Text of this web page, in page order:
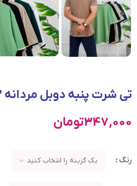
تی شرت پنبه دوبل مردانه 0862
347,000تومان
رنگ